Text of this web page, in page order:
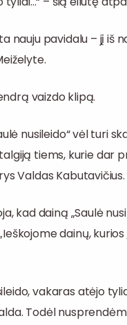
nauju pavidalu – jį iš
vaizdo klipą.
nusileido“ vėl turi
tiems, kurie dar
Valdas Kabutavičius.
kad dainą „Saulė
dainų,
vakaras atėjo
Todėl